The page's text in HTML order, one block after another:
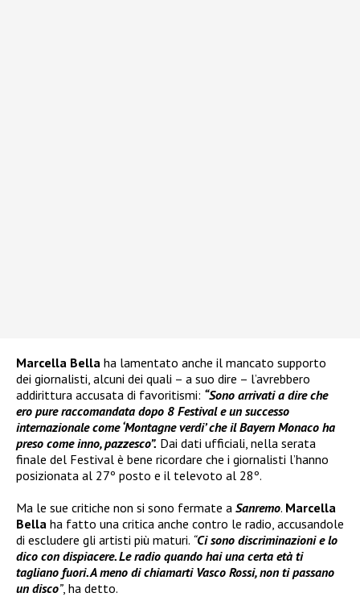
Marcella Bella ha lamentato anche il mancato supporto
dei giornalisti, alcuni dei quali – a suo dire – l’avrebbero
addirittura accusata di favoritismi: “Sono arrivati a dire che
ero pure raccomandata dopo 8 Festival e un successo
internazionale come ‘Montagne verdi’ che il Bayern Monaco ha
preso come inno, pazzesco”. Dai dati ufficiali, nella serata
finale del Festival è bene ricordare che i giornalisti l’hanno
posizionata al 27º posto e il televoto al 28º.
Ma le sue critiche non si sono fermate a Sanremo. Marcella
Bella ha fatto una critica anche contro le radio, accusandole
di escludere gli artisti più maturi. “Ci sono discriminazioni e lo
dico con dispiacere. Le radio quando hai una certa età ti
tagliano fuori. A meno di chiamarti Vasco Rossi, non ti passano
un disco”, ha detto.